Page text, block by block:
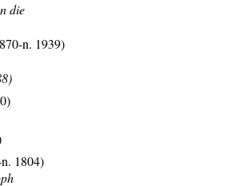
die
n. 1939)
1804)